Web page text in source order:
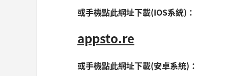
或手機點此網址下載(IOS系統)：
appsto.re
或手機點此網址下載(安卓系統)：